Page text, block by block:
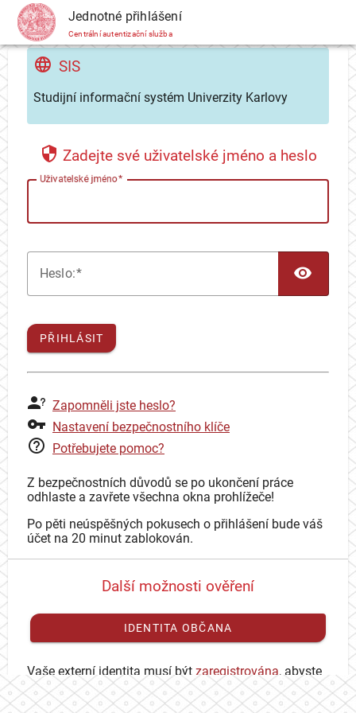
CAS Jednotné přihlášení
Centrální autentizační služba
SIS
Studijní informační systém Univerzity Karlovy
Zadejte své uživatelské jméno a heslo
Uživatelské jméno
Heslo:
PŘIHLÁSIT
Zapomněli jste heslo?
Nastavení bezpečnostního klíče
Potřebujete pomoc?
Z bezpečnostních důvodů se po ukončení práce
odhlaste a zavřete všechna okna prohlížeče!
Po pěti neúspěšných pokusech o přihlášení bude váš
účet na 20 minut zablokován.
Další možnosti ověření
IDENTITA OBČANA
Vaše externí identita musí být zaregistrována, abyste
se mohli přihlásit ke svému CAS účtu.